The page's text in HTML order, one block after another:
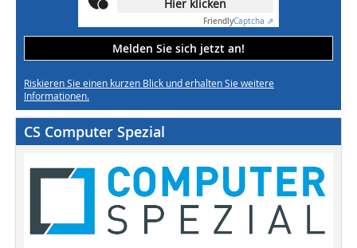
Hier klicken
FriendlyCaptcha ⇗
Melden Sie sich jetzt an!
Riskieren Sie einen kurzen Blick und erhalten Sie weitere
Informationen.
CS Computer Spezial